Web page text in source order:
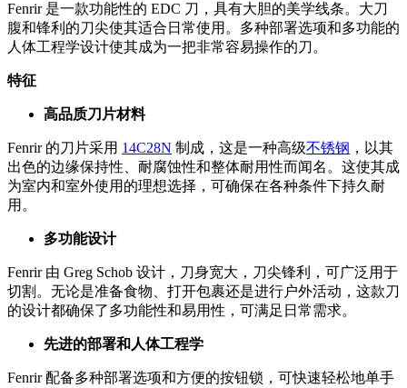
Fenrir 是一款功能性的 EDC 刀，具有大胆的美学线条。大刀
腹和锋利的刀尖使其适合日常使用。多种部署选项和多功能的
人体工程学设计使其成为一把非常容易操作的刀。
特征
高品质刀片材料
Fenrir 的刀片采用 14C28N 制成，这是一种高级不锈钢 ，以其
出色的边缘保持性、耐腐蚀性和整体耐用性而闻名。这使其成
为室内和室外使用的理想选择，可确保在各种条件下持久耐
用。
多功能设计
Fenrir 由 Greg Schob 设计，刀身宽大，刀尖锋利，可广泛用于
切割。无论是准备食物、打开包裹还是进行户外活动，这款刀
的设计都确保了多功能性和易用性，可满足日常需求。
先进的部署和人体工程学
Fenrir 配备多种部署选项和方便的按钮锁，可快速轻松地单手